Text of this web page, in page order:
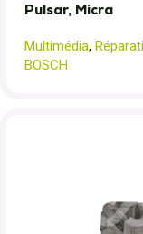
Pulsar, Micra
Multimédia,
BOSCH